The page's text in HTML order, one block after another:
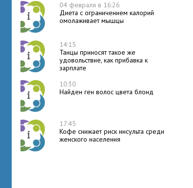
04 февраля в 16:26
Диета с ограничением калорий
омолаживает мышцы
14:15
Танцы приносят такое же
удовольствие, как прибавка к
зарплате
10:30
Найден ген волос цвета блонд
17:45
Кофе снижает риск инсульта среди
женского населения